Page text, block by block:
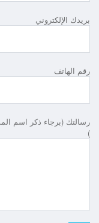
بريدك الإلكتروني
رقم الهاتف
رسالتك (برجاء ذكر اسم
)